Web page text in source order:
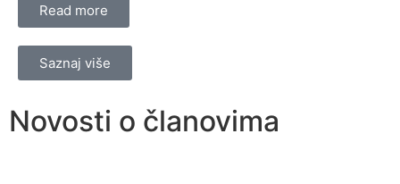
Read more
Saznaj više
Novosti o članovima